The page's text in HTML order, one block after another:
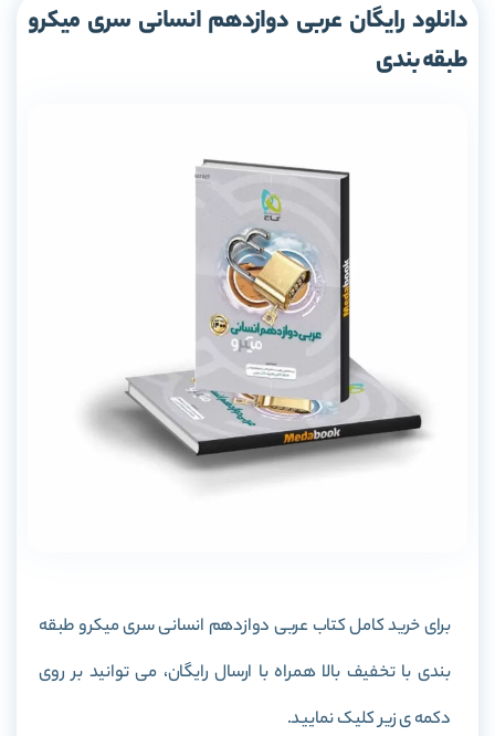
دانلود رایگان عربی دوازدهم انسانی سری میکرو
طبقه بندی
برای خرید کامل کتاب عربی دوازدهم انسانی سری میکرو طبقه
بندی با تخفیف بالا همراه با ارسال رایگان، می توانید بر روی
دکمه ی زیر کلیک نمایید.